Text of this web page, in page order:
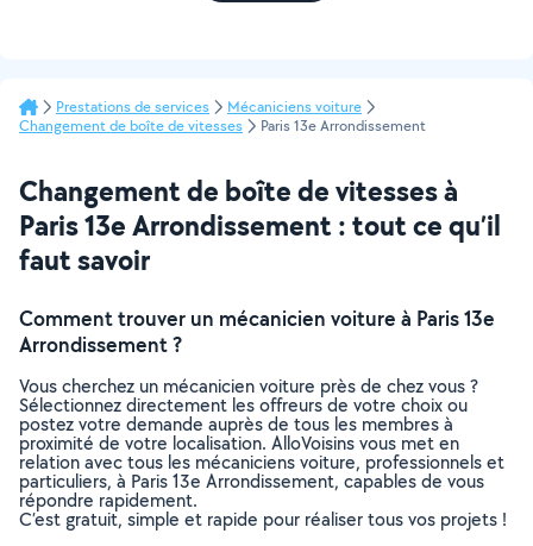
Prestations de services
Mécaniciens voiture
Changement de boîte de vitesses
Paris 13e Arrondissement
Changement de boîte de vitesses à
Paris 13e Arrondissement : tout ce qu’il
faut savoir
Comment trouver un mécanicien voiture à Paris 13e
Arrondissement ?
Vous cherchez un mécanicien voiture près de chez vous ?
Sélectionnez directement les offreurs de votre choix ou
postez votre demande auprès de tous les membres à
proximité de votre localisation. AlloVoisins vous met en
relation avec tous les mécaniciens voiture, professionnels et
particuliers, à Paris 13e Arrondissement, capables de vous
répondre rapidement.
C’est gratuit, simple et rapide pour réaliser tous vos projets !